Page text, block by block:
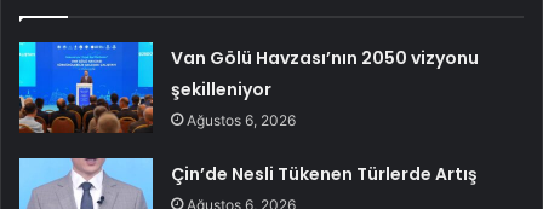
Van Gölü Havzası’nın 2050 vizyonu
şekilleniyor
Ağustos 6, 2026
Çin’de Nesli Tükenen Türlerde Artış
Ağustos 6, 2026